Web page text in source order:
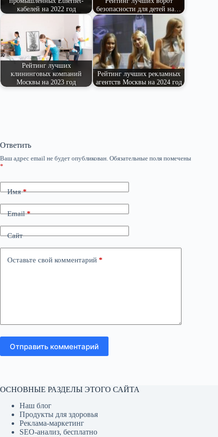
кабелей на 2022 год
безопасности для детей на…
Рейтинг лучших
клининговых компаний
Москвы на 2023 год
Рейтинг лучших рекламных
агентств Москвы на 2024 год
Ответить
Ваш адрес email не будет опубликован. Обязательные поля помечены
*
Имя*
Email*
Сайт
Оставьте свой комментарий *
Отправить комментарий
ОСНОВНЫЕ РАЗДЕЛЫ ЭТОГО САЙТА
Наш блог
Продукты для здоровья
Реклама-маркетинг
SEO-анализ, бесплатно